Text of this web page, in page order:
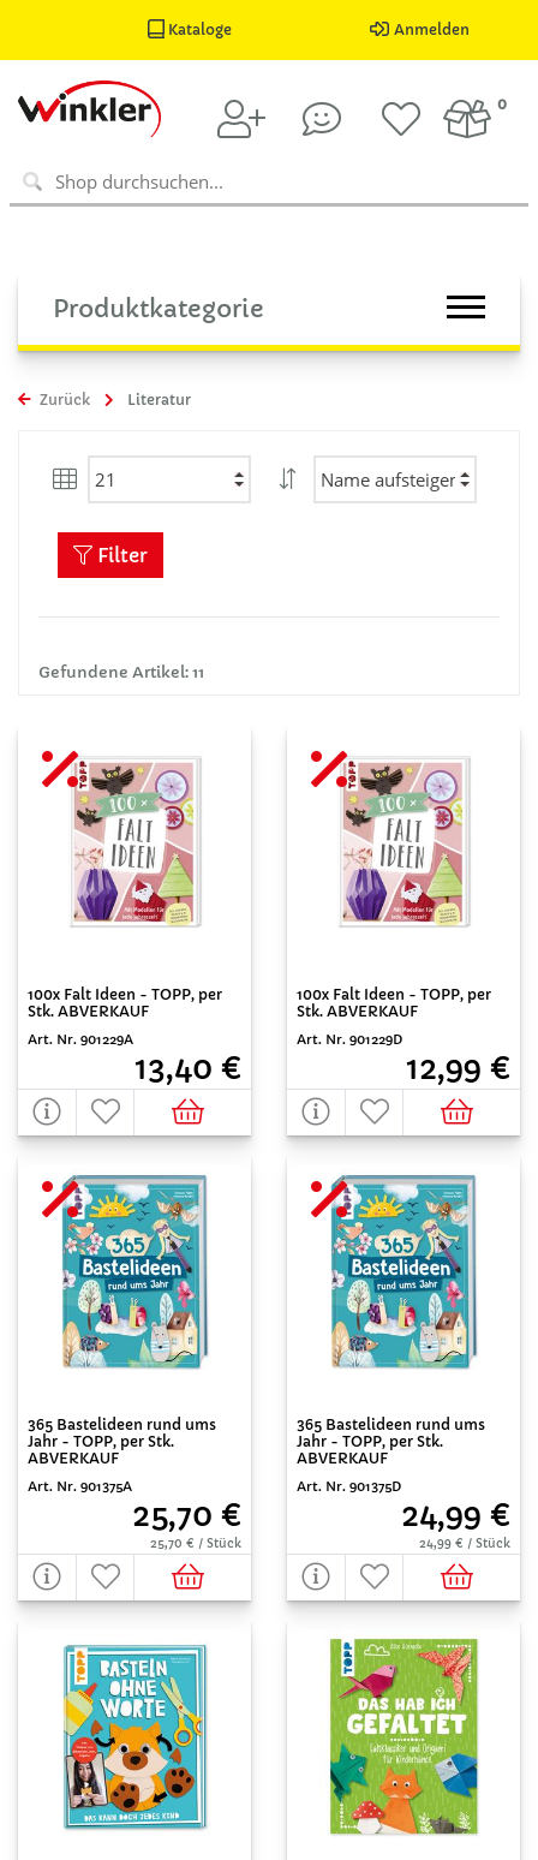
Kataloge Anmelden
0
Produktkategorie
Zurück Literatur
Gefundene Artikel: 11
Filter
100x Falt Ideen - TOPP, per
Stk. ABVERKAUF
Art. Nr. 901229A
13,40 €
100x Falt Ideen - TOPP, per
Stk. ABVERKAUF
Art. Nr. 901229D
12,99 €
365 Bastelideen rund ums
Jahr - TOPP, per Stk.
ABVERKAUF
Art. Nr. 901375A
25,70 €
25,70 € / Stück
365 Bastelideen rund ums
Jahr - TOPP, per Stk.
ABVERKAUF
Art. Nr. 901375D
24,99 €
24,99 € / Stück